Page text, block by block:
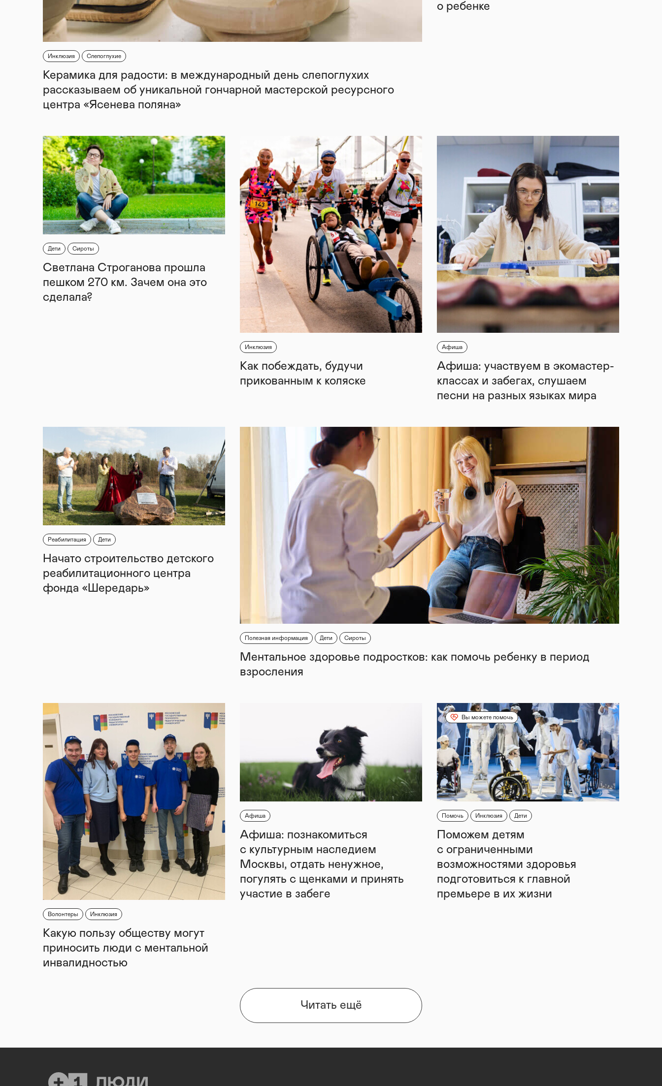
Инклюзия Слепоглухие
Керамика для радости: в международный день слепоглухих
рассказываем об уникальной гончарной мастерской ресурсного
центра «Ясенева поляна»
о ребенке
Дети Сироты
Светлана Строганова прошла
пешком 270 км. Зачем она это
сделала?
Инклюзия
Как побеждать, будучи
прикованным к коляске
Афиша
Афиша: участвуем в экомастер-
классах и забегах, слушаем
песни на разных языках мира
Реабилитация Дети
Начато строительство детского
реабилитационного центра
фонда «Шередарь»
Полезная информация Дети Сироты
Ментальное здоровье подростков: как помочь ребенку в период
взросления
Волонтеры Инклюзия
Какую пользу обществу могут
приносить люди с ментальной
инвалидностью
Афиша
Афиша: познакомиться
с культурным наследием
Москвы, отдать ненужное,
погулять с щенками и принять
участие в забеге
Вы можете помочь
Помочь Инклюзия Дети
Поможем детям
с ограниченными
возможностями здоровья
подготовиться к главной
премьере в их жизни
Читать ещё